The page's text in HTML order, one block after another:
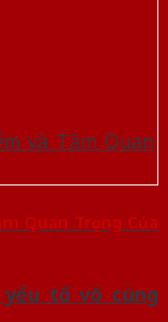
Quan Trọng Của
tố vô cùng